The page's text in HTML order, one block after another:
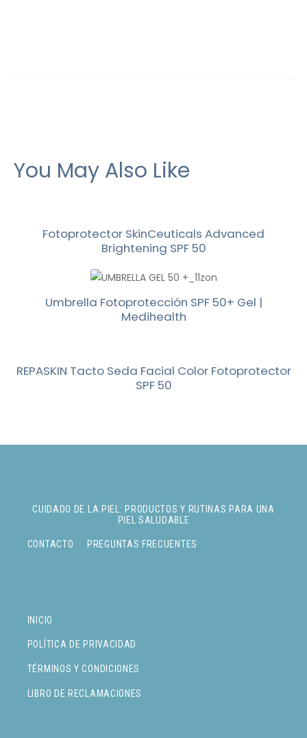
You May Also Like
Fotoprotector SkinCeuticals Advanced
Brightening SPF 50
Umbrella Fotoprotección SPF 50+ Gel |
Medihealth
REPASKIN Tacto Seda Facial Color Fotoprotector
SPF 50
INICIO
POLÍTICA DE PRIVACIDAD
TÉRMINOS Y CONDICIONES
LIBRO DE RECLAMACIONES
CUIDADO DE LA PIEL: PRODUCTOS Y RUTINAS PARA UNA
PIEL SALUDABLE
CONTACTO PREGUNTAS FRECUENTES